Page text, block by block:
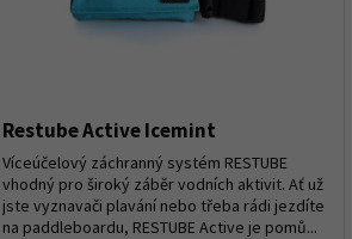
Restube Active Icemint
Víceúčelový záchranný systém RESTUBE
vhodný pro široký záběr vodních aktivit. Ať už
jste vyznavači plavání nebo třeba rádi jezdíte
na paddleboardu, RESTUBE Active je pomů...